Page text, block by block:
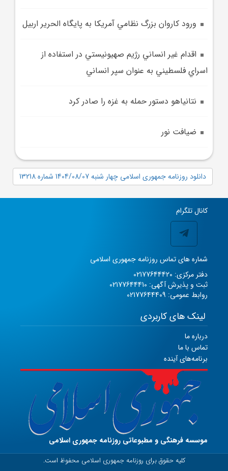
ورود کاروان بزرگ نظامي آمريکا به پايگاه الحرير اربيل
اقدام غير انساني رژيم صهيونيستي در استفاده از
اسراي فلسطيني به عنوان سپر انساني
نتانياهو دستور حمله به غزه را صادر کرد
ضيافت نور
دانلود روزنامه جمهوری اسلامی چهار شنبه 1404/08/07 شماره 13218
کانال تلگرام
شماره های تماس روزنامه جمهوری اسلامی
دفتر مرکزی: 02177644420
ثبت و پذیرش آگهی: 02177644410
روابط عمومی: 02177644409
لینک های کاربردی
درباره ما
تماس با ما
برنامه‌های آینده
موسسه فرهنگی و مطبوعاتی روزنامه جمهوری اسلامی
کلیه حقوق برای روزنامه جمهوری اسلامی محفوظ است.